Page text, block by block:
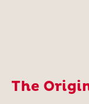
The